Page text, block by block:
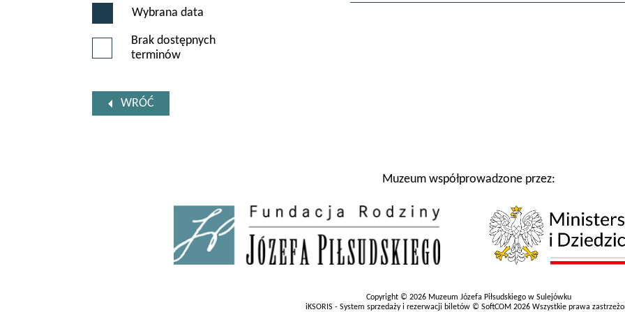
Wybrana data
Brak dostępnych
terminów
WRÓĆ
Muzeum współprowadzone przez:
Copyright © 2026 Muzeum Józefa Piłsudskiego w Sulejówku
iKSORIS - System sprzedaży i rezerwacji biletów © SoftCOM 2026 Wszystkie prawa